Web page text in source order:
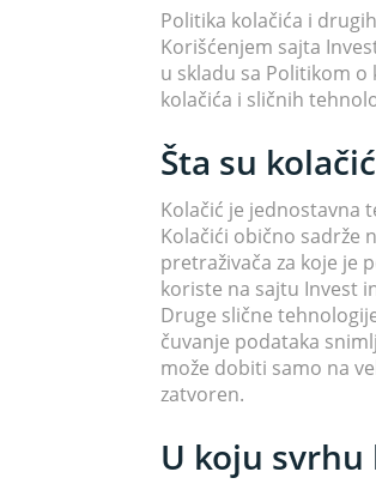
Politika kolačića i
Korišćenjem sajta
u skladu sa Politikom
kolačića i sličnih
Šta su
Kolačić je jednostavna
Kolačići obično sadrže
pretraživača za koje je
koriste na sajtu Invest
Druge slične
čuvanje podataka
može dobiti samo na
zatvoren.
U koju